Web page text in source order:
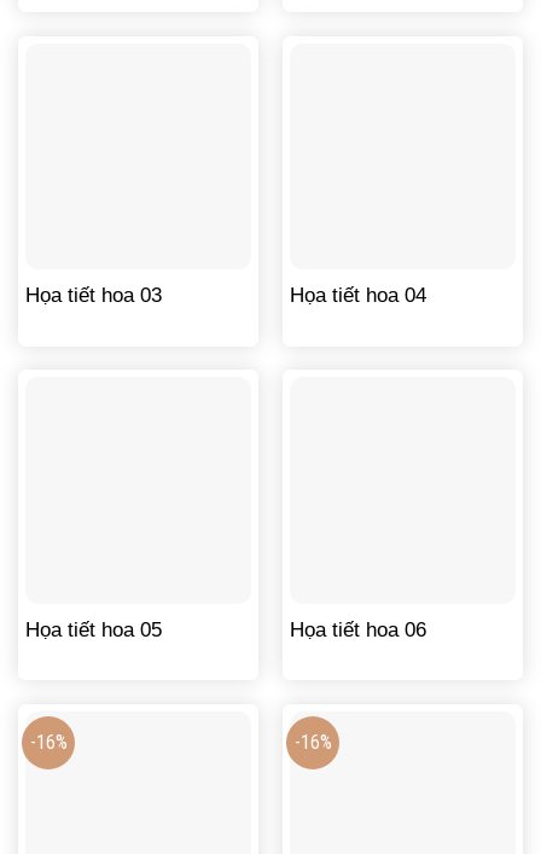
Họa tiết hoa 03 Họa tiết hoa 04
Họa tiết hoa 05 Họa tiết hoa 06
-16% -16%